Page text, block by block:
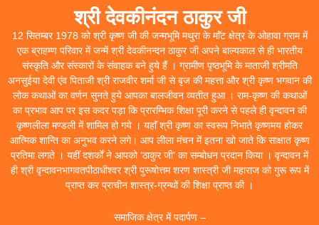
श्री देवकीनंदन ठाकुर जी
12 सितम्बर 1978 को श्री कृष्ण जी की जन्मभूमि मथुरा के माॅंट क्षेत्र के ओहावा ग्राम में
एक ब्राहम्ण परिवार में जन्में श्री देवकीनन्दन ठाकुर जी अपने बाल्यकाल से ही भारतीय
संस्कृति और संस्कारों के संवाहक बने हुये हैं । ग्रामीण पृष्ठभूमि के माताजी श्रीमति
अनसुईया देवी एंव पिताजी श्री राजवीर शर्मा जी से बृज की महत्ता और श्री कृष्ण भगवान की
लोक कथाओं का वर्णन सुनते हुये आपका बालजीवन व्यतीत हुआ । राम-कृष्ण की कथाओं
का प्रभाव आप पर इस कदर पड़ा कि प्रारम्भिक शिक्षा पूरी करने से पहले ही वृन्दावन की
कृष्णलीला मण्डली में शामिल हो गये । यहाॅं श्री कृष्ण का स्वरूप निभाते कृष्णमय होकर
आत्मिक शान्ति का अनुभव करने लगे। आप लीला मंचन में इतना खो जाते कि साक्षात कृष्ण
प्रतिमा लगते । यहीं दशर्कों ने आपको ‘ठाकुर जी’ का सम्बोधन प्रदान किया । वृन्दावन में
ही श्री वृन्दावनभागवतपीठाधीश्वर श्री पुरूषोत्तम शरण शास्त्री जी महाराज को गुरू रूप में
प्राप्त कर प्राचीन शास्त्र-ग्रन्थों की शिक्षा प्राप्त की ।
समाजिक क्षेत्र में पदार्पण –